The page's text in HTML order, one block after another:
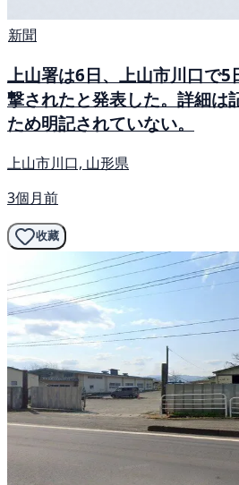
新聞
上山署は6日、上山市川口で5
撃されたと発表した。詳細は
ため明記されていない。
上山市川口, 山形県
3個月前
收藏